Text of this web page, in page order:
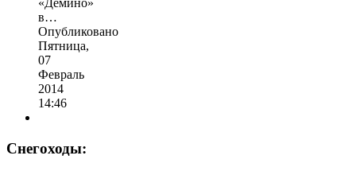
«Демино»
в…
Опубликовано
Пятница,
07
Февраль
2014
14:46
Снегоходы: